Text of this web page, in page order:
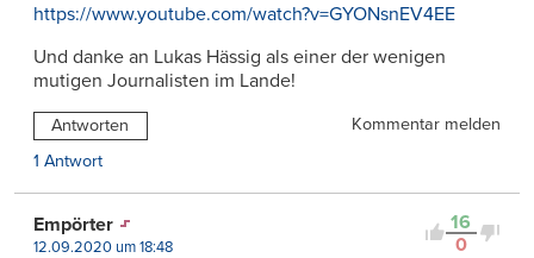
https://www.youtube.com/watch?v=GYONsnEV4EE
Und danke an Lukas Hässig als einer der wenigen
mutigen Journalisten im Lande!
Antworten
Kommentar melden
1 Antwort
16
0
Empörter
12.09.2020 um 18:48